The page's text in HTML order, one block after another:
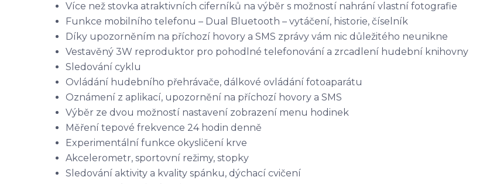
Více než stovka atraktivních ciferníků na výběr s možností nahrání vlastní fotografie
Funkce mobilního telefonu – Dual Bluetooth – vytáčení, historie, číselník
Díky upozorněním na příchozí hovory a SMS zprávy vám nic důležitého neunikne
Vestavěný 3W reproduktor pro pohodlné telefonování a zrcadlení hudební knihovny
Sledování cyklu
Ovládání hudebního přehrávače, dálkové ovládání fotoaparátu
Oznámení z aplikací, upozornění na příchozí hovory a SMS
Výběr ze dvou možností nastavení zobrazení menu hodinek
Měření tepové frekvence 24 hodin denně
Experimentální funkce okysličení krve
Akcelerometr, sportovní režimy, stopky
Sledování aktivity a kvality spánku, dýchací cvičení